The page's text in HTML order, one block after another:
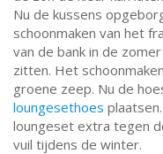
Nu de kussens
schoonmaken van het
van de bank in de
zitten. Het
groene zeep. Nu de
loungesethoes
loungeset extra tegen
vuil tijdens de winter.